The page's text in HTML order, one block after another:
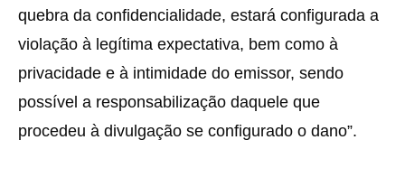
quebra da confidencialidade, estará configurada a
violação à legítima expectativa, bem como à
privacidade e à intimidade do emissor, sendo
possível a responsabilização daquele que
procedeu à divulgação se configurado o dano”.